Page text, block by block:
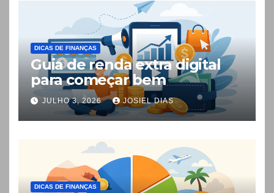
DICAS DE FINANÇAS
Guia de renda extra digital
para começar bem
JULHO 3, 2026 JOSIEL DIAS
DICAS DE FINANÇAS